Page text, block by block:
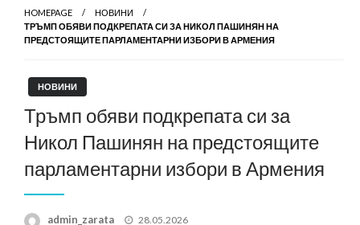
HOMEPAGE
НОВИНИ
ТРЪМП ОБЯВИ ПОДКРЕПАТА СИ ЗА НИКОЛ ПАШИНЯН НА
ПРЕДСТОЯЩИТЕ ПАРЛАМЕНТАРНИ ИЗБОРИ В АРМЕНИЯ
НОВИНИ
Тръмп обяви подкрепата си за
Никол Пашинян на предстоящите
парламентарни избори в Армения
admin_zarata
Posted
28.05.2026